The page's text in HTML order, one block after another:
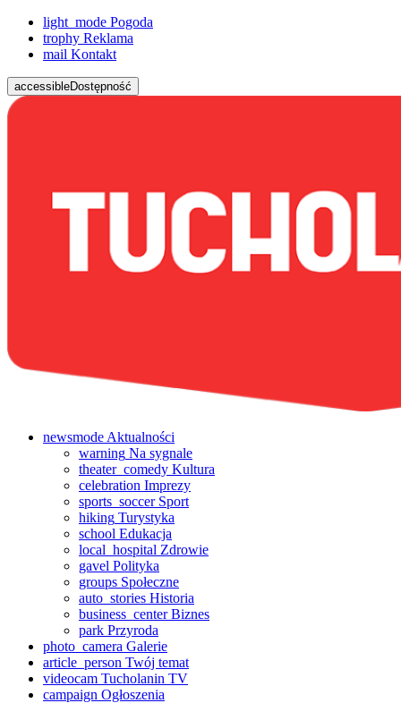
light_mode Pogoda
trophy Reklama
mail Kontakt
accessibleDostępność
newsmode Aktualności
warning Na sygnale
theater_comedy Kultura
celebration Imprezy
sports_soccerSport
hiking Turystyka
school Edukacja
local_hospital Zdrowie
gavel Polityka
groups Społeczne
auto_stories Historia
business_centerBiznes
park Przyroda
photo_camera Galerie
article_person Twój temat
videocam Tucholanin TV
campaign Ogłoszenia